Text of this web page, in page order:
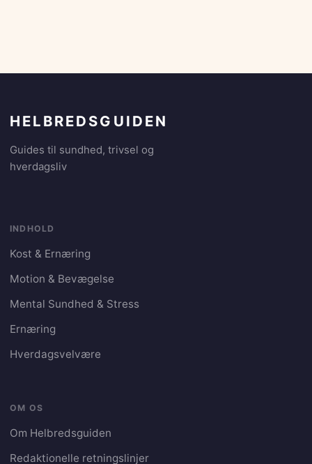
HELBREDSGUIDEN
Guides til sundhed, trivsel og
hverdagsliv
INDHOLD
Kost & Ernæring
Motion & Bevægelse
Mental Sundhed & Stress
Ernæring
Hverdagsvelvære
OM OS
Om Helbredsguiden
Redaktionelle retningslinjer